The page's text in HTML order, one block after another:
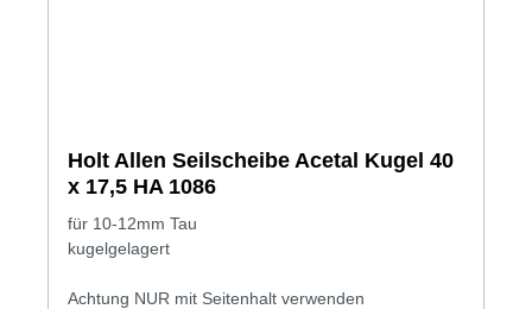
Holt Allen Seilscheibe Acetal Kugel 40
x 17,5 HA 1086
für 10-12mm Tau
kugelgelagert
Achtung NUR mit Seitenhalt verwenden